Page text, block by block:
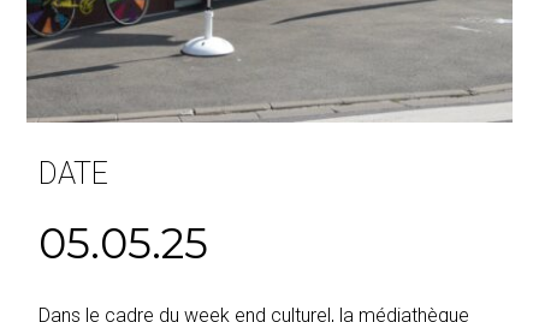
DATE
05.05.25
Dans le cadre du week end culturel, la médiathèque